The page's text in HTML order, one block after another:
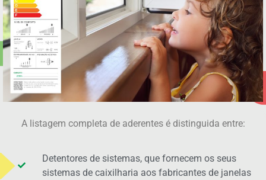
A listagem completa de aderentes é distinguida entre:
Detentores de sistemas, que fornecem os seus
sistemas de caixilharia aos fabricantes de janelas